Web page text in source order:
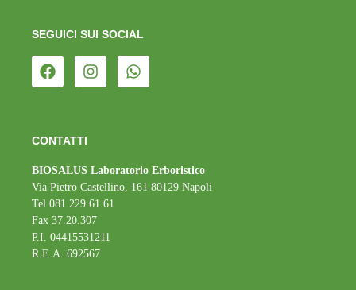
SEGUICI SUI SOCIAL
CONTATTI
BIOSALUS Laboratorio Erboristico
Via Pietro Castellino, 161 80129 Napoli
Tel 081 229.61.61
Fax 37.20.307
P.I. 04415531211
R.E.A. 692567